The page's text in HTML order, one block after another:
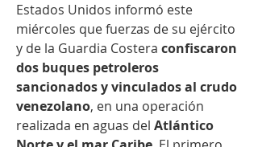
Estados Unidos informó este
miércoles que fuerzas de su ejército
y de la Guardia Costera confiscaron
dos buques petroleros
sancionados y vinculados al crudo
venezolano, en una operación
realizada en aguas del Atlántico